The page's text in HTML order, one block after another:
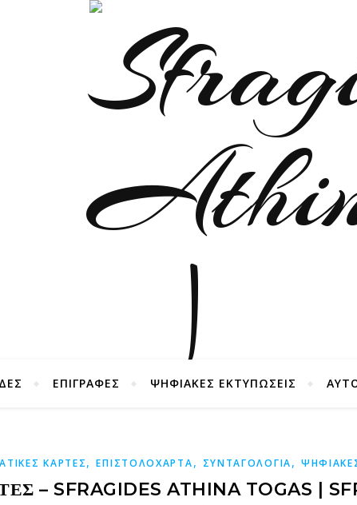
ΕΠΙΓΡΑΦΕΣ ΨΗΦΙΑΚΕΣ ΕΚΤΥΠΩΣΕΙΣ
ΚΑΡΤΕΣ,ΕΠΙΣΤΟΛΟΧΑΡΤΑ, ΣΥΝΤΑΓΟΛΟΓΙΑ,
– SFRAGIDES ATHINA TOGAS |